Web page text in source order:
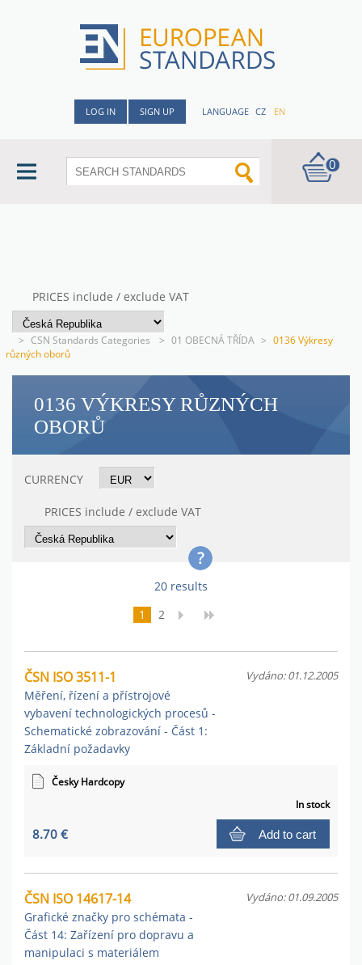
LOG IN SIGN UP LANGUAGE CZ EN
0
PRICES include / exclude VAT
> CSN Standards Categories > 01 OBECNÁ TŘÍDA > 0136 Výkresy
různých oborů
0136 VÝKRESY RŮZNÝCH
OBORŮ
CURRENCY
PRICES include / exclude VAT
20 results
1
2
ČSN ISO 3511-1
Měření, řízení a přístrojové
vybavení technologických procesů -
Schematické zobrazování - Část 1:
Základní požadavky
Vydáno: 01.12.2005
Česky Hardcopy
In stock
8.70 € Add to cart
ČSN ISO 14617-14
Grafické značky pro schémata -
Část 14: Zařízení pro dopravu a
manipulaci s materiálem
Vydáno: 01.09.2005